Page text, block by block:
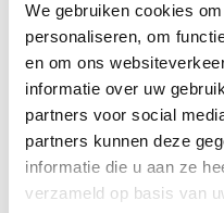
We gebruiken cookies
personaliseren, om
en om ons
informatie over uw
partners voor social
partners kunnen deze
informatie die u aan ze
verzameld op basis van
minuten voor de voeding
moest ze weer onder de
en hierdoor voelde het
Elke keer als ik naar
huilen. Ik vond het zo
Ik was net bevallen?
geen tijd om aan mijzelf